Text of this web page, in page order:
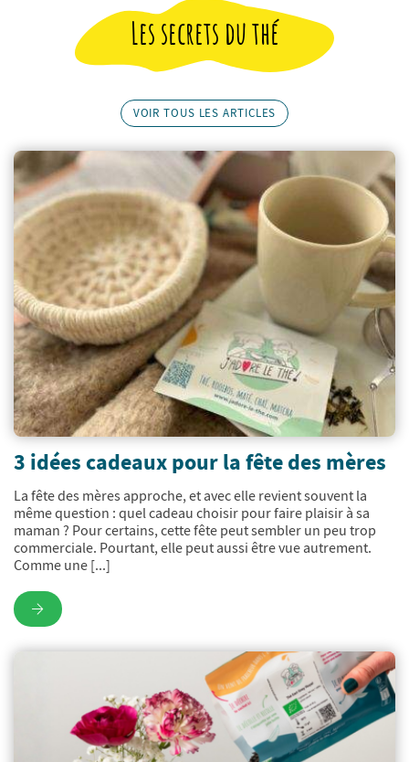
Les secrets du thé
VOIR TOUS LES ARTICLES
3 idées cadeaux pour la fête des mères
La fête des mères approche, et avec elle revient souvent la
même question : quel cadeau choisir pour faire plaisir à sa
maman ? Pour certains, cette fête peut sembler un peu trop
commerciale. Pourtant, elle peut aussi être vue autrement.
Comme une [...]